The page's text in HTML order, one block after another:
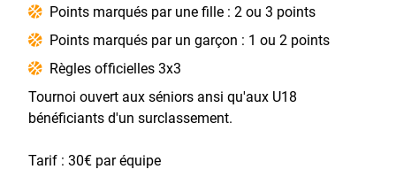
Points marqués par une fille : 2 ou 3 points
Points marqués par un garçon : 1 ou 2 points
Règles officielles 3x3
Tournoi ouvert aux séniors ansi qu'aux U18
bénéficiants d'un surclassement.
Tarif : 30€ par équipe